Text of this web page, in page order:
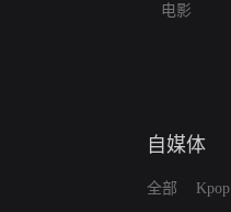
电影
自媒体
全部 Kpop